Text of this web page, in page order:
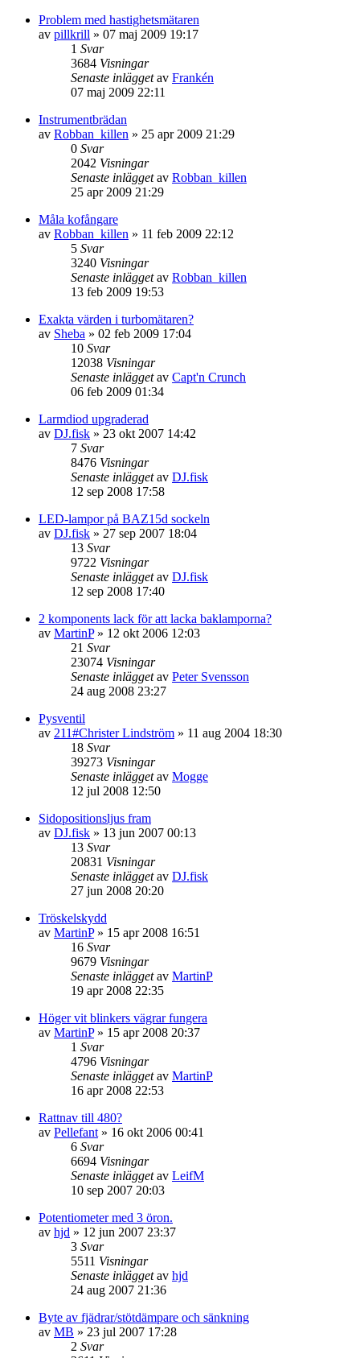
Problem med hastighetsmätaren
av pillkrill » 07 maj 2009 19:17
1 Svar
3684 Visningar
Senaste inläggetav Frankén
07 maj 2009 22:11
Instrumentbrädan
av Robban_killen » 25 apr 2009 21:29
0 Svar
2042 Visningar
Senaste inläggetav Robban_killen
25 apr 2009 21:29
Måla kofångare
av Robban_killen » 11 feb 2009 22:12
5 Svar
3240 Visningar
Senaste inläggetav Robban_killen
13 feb 2009 19:53
Exakta värden i turbomätaren?
av Sheba » 02 feb 2009 17:04
10 Svar
12038 Visningar
Senaste inläggetav Capt'n Crunch
06 feb 2009 01:34
Larmdiod upgraderad
av DJ.fisk » 23 okt 2007 14:42
7 Svar
8476 Visningar
Senaste inläggetav DJ.fisk
12 sep 2008 17:58
LED-lampor på BAZ15d sockeln
av DJ.fisk » 27 sep 2007 18:04
13 Svar
9722 Visningar
Senaste inläggetav DJ.fisk
12 sep 2008 17:40
2 komponents lack för att lacka baklamporna?
av MartinP» 12 okt 2006 12:03
21 Svar
23074 Visningar
Senaste inläggetav Peter Svensson
24 aug 2008 23:27
Pysventil
av 211#Christer Lindström » 11 aug 2004 18:30
18 Svar
39273 Visningar
Senaste inläggetav Mogge
12 jul 2008 12:50
Sidopositionsljus fram
av DJ.fisk » 13 jun 2007 00:13
13 Svar
20831 Visningar
Senaste inläggetav DJ.fisk
27 jun 2008 20:20
Tröskelskydd
av MartinP» 15 apr 2008 16:51
16 Svar
9679 Visningar
Senaste inläggetav MartinP
19 apr 2008 22:35
Höger vit blinkers vägrar fungera
av MartinP» 15 apr 2008 20:37
1 Svar
4796 Visningar
Senaste inläggetav MartinP
16 apr 2008 22:53
Rattnav till 480?
av Pellefant » 16 okt 2006 00:41
6 Svar
6694 Visningar
Senaste inläggetav LeifM
10 sep 2007 20:03
Potentiometer med 3 öron.
av hjd » 12 jun 2007 23:37
3 Svar
5511 Visningar
Senaste inläggetav hjd
24 aug 2007 21:36
Byte av fjädrar/stötdämpare och sänkning
av MB » 23 jul 2007 17:28
2 Svar